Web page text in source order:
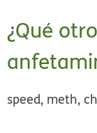
¿Qué
speed, meth,